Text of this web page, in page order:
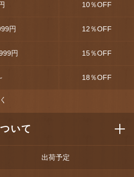
10％OFF
円 12％OFF
円 15％OFF
18％OFF
いて
出荷予定